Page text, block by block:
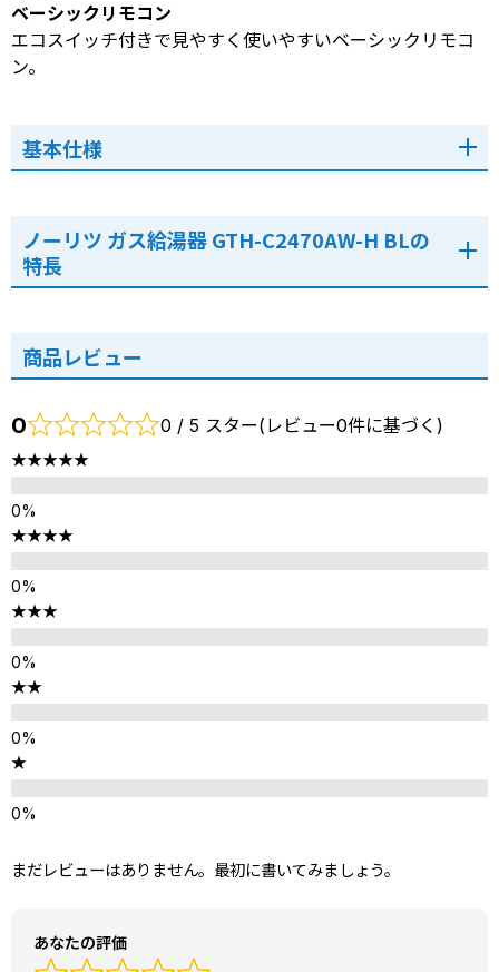
ベーシックリモコン
エコスイッチ付きで見やすく使いやすいベーシックリモコ
ン。
基本仕様
ノーリツ ガス給湯器 GTH-C2470AW-H BLの
特長
商品レビュー
0 0 / 5 スター(レビュー0件に基づく)
★★★★★
★★★★
★★★
★★
★
まだレビューはありません。最初に書いてみましょう。
あなたの評価